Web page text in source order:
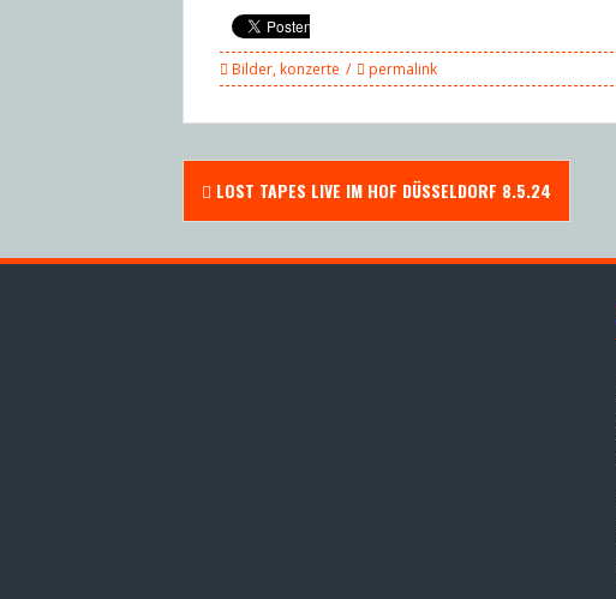
Bilder,konzerte permalink
Post
navigation
LOST TAPES LIVE IM HOF DÜSSELDORF 8.5.24